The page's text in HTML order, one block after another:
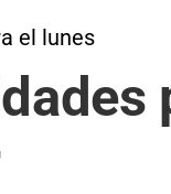
el lunes